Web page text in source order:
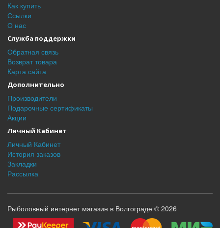
Как купить
Ссылки
О нас
Служба поддержки
Обратная связь
Возврат товара
Карта сайта
Дополнительно
Производители
Подарочные сертификаты
Акции
Личный Кабинет
Личный Кабинет
История заказов
Закладки
Рассылка
Рыболовный интернет магазин в Волгограде © 2026